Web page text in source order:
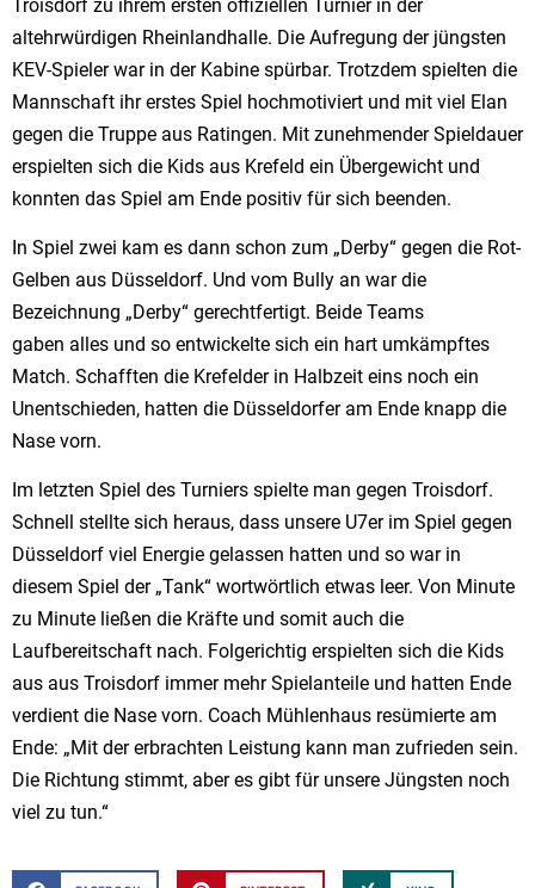
Troisdorf zu ihrem ersten offiziellen Turnier in der
altehrwürdigen Rheinlandhalle. Die Aufregung der jüngsten
KEV-Spieler war in der Kabine spürbar. Trotzdem spielten die
Mannschaft ihr erstes Spiel hochmotiviert und mit viel Elan
gegen die Truppe aus Ratingen. Mit zunehmender Spieldauer
erspielten sich die Kids aus Krefeld ein Übergewicht und
konnten das Spiel am Ende positiv für sich beenden.
In Spiel zwei kam es dann schon zum „Derby“ gegen die Rot-
Gelben aus Düsseldorf. Und vom Bully an war die
Bezeichnung „Derby“ gerechtfertigt. Beide Teams
gaben alles und so entwickelte sich ein hart umkämpftes
Match. Schafften die Krefelder in Halbzeit eins noch ein
Unentschieden, hatten die Düsseldorfer am Ende knapp die
Nase vorn.
Im letzten Spiel des Turniers spielte man gegen Troisdorf.
Schnell stellte sich heraus, dass unsere U7er im Spiel gegen
Düsseldorf viel Energie gelassen hatten und so war in
diesem Spiel der „Tank“ wortwörtlich etwas leer. Von Minute
zu Minute ließen die Kräfte und somit auch die
Laufbereitschaft nach. Folgerichtig erspielten sich die Kids
aus aus Troisdorf immer mehr Spielanteile und hatten Ende
verdient die Nase vorn. Coach Mühlenhaus resümierte am
Ende: „Mit der erbrachten Leistung kann man zufrieden sein.
Die Richtung stimmt, aber es gibt für unsere Jüngsten noch
viel zu tun.“